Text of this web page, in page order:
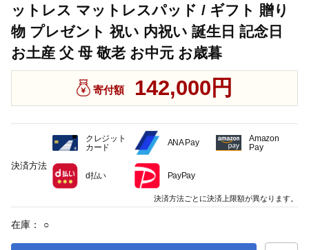
ットレス マットレスパッド / ギフト 贈り
物 プレゼント 祝い 内祝い 誕生日 記念日
お土産 父 母 敬老 お中元 お歳暮
寄付額 142,000円
在庫： ○
決済方法
クレジット
カード
ANA Pay
Amazon
Pay
d払い PayPay
決済方法ごとに決済上限額が異なります。